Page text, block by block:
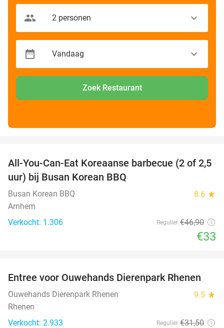
Zoek Restaurant
30%
All-You-Can-Eat Koreaanse barbecue (2 of 2,5
uur) bij Busan Korean BBQ
Busan Korean BBQ 8.6 star
Arnhem
Verkocht: 1.306
Regulier €46,90
€33
19%
Entree voor Ouwehands Dierenpark Rhenen
Ouwehands Dierenpark Rhenen 9.5 star
Rhenen
Verkocht: 2.933
Regulier €31,50